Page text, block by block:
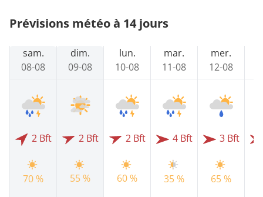
Prévisions météo à 14 jours
sam.
08-08
2 Bft
70 %
dim.
09-08
2 Bft
55 %
lun.
10-08
2 Bft
60 %
mar.
11-08
4 Bft
35 %
mer.
12-08
3 Bft
65 %